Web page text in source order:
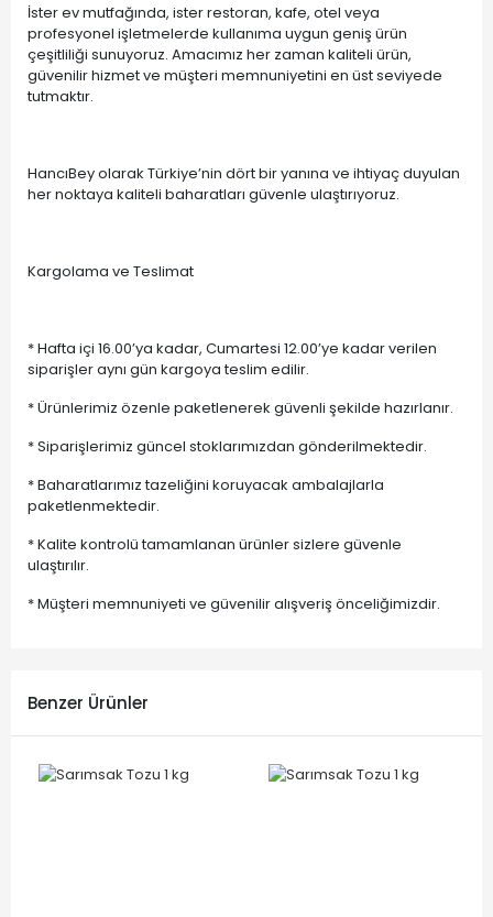
İster ev mutfağında, ister restoran, kafe, otel veya
profesyonel işletmelerde kullanıma uygun geniş ürün
çeşitliliği sunuyoruz. Amacımız her zaman kaliteli ürün,
güvenilir hizmet ve müşteri memnuniyetini en üst seviyede
tutmaktır.
HancıBey olarak Türkiye’nin dört bir yanına ve ihtiyaç duyulan
her noktaya kaliteli baharatları güvenle ulaştırıyoruz.
Kargolama ve Teslimat
* Hafta içi 16.00’ya kadar, Cumartesi 12.00’ye kadar verilen
siparişler aynı gün kargoya teslim edilir.
* Ürünlerimiz özenle paketlenerek güvenli şekilde hazırlanır.
* Siparişlerimiz güncel stoklarımızdan gönderilmektedir.
* Baharatlarımız tazeliğini koruyacak ambalajlarla
paketlenmektedir.
* Kalite kontrolü tamamlanan ürünler sizlere güvenle
ulaştırılır.
* Müşteri memnuniyeti ve güvenilir alışveriş önceliğimizdir.
Benzer Ürünler